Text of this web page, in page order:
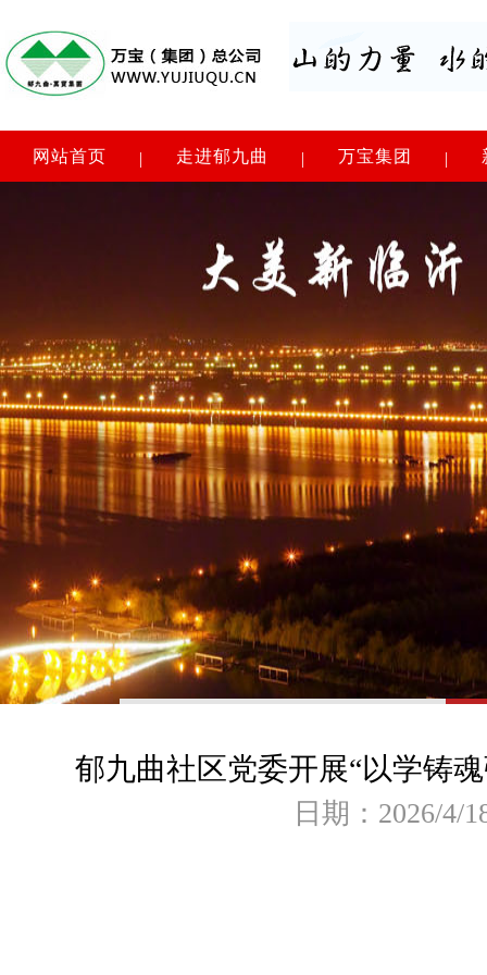
网站首页 走进郁九曲 万宝集团
郁九曲社区党委开展“以学铸
日期：2026/4/